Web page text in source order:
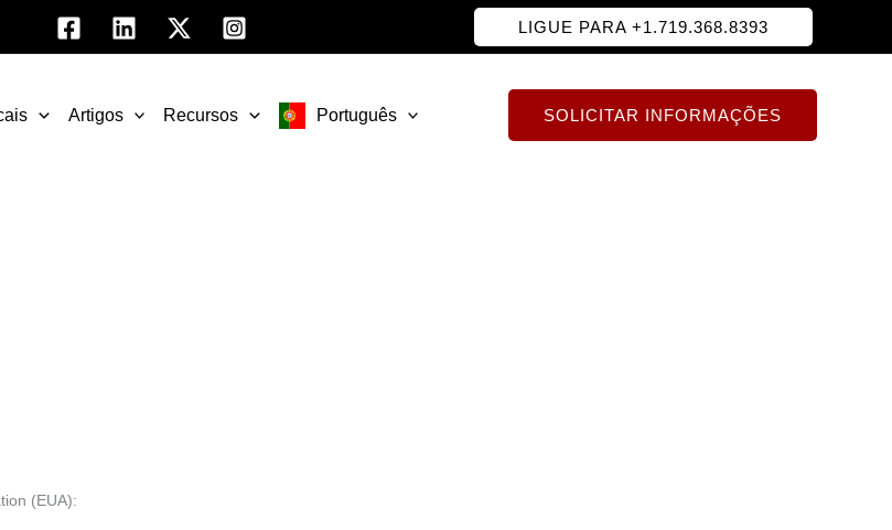
LIGUE PARA +1.719.368.8393
Artigos Recursos Português SOLICITAR INFORMAÇÕES
(EUA):